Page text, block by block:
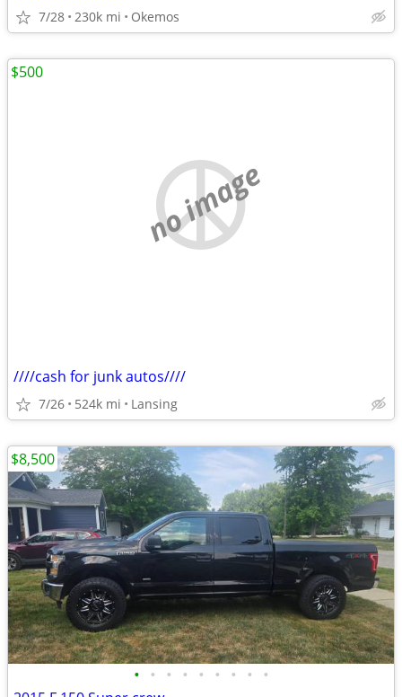
7/28 230k mi Okemos
no image
////cash for junk autos////
7/26 524k mi Lansing
$500
• • • • • • • • •
$8,500